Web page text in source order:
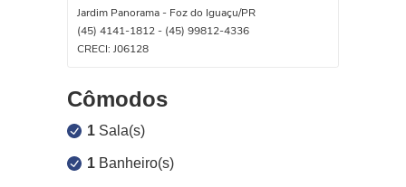
Jardim Panorama - Foz do Iguaçu/PR
(45) 4141-1812 - (45) 99812-4336
CRECI: J06128
Cômodos
1 Sala(s)
1 Banheiro(s)